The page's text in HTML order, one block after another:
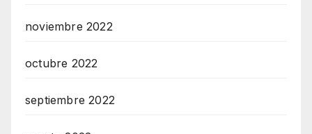
noviembre 2022
octubre 2022
septiembre 2022